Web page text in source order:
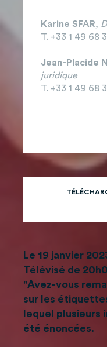
Karine SFAR,
T. +33 1 49 68
Jean-Placide
juridique
T. +33 1 49 68
Le 19 janvier
Télévisé de
"Avez-vous
sur les
lequel plusieurs
été énoncées.